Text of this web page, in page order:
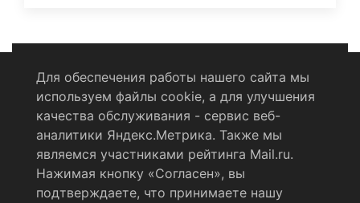
Политика конфиденциальности
Согласие на обработку персональных данных
RSS-лента
Для обеспечения работы нашего сайта мы
используем файлы cookie, а для улучшения
качества обслуживания - сервис веб-
аналитики Яндекс.Метрика. Также мы
являемся участниками рейтинга Mail.ru.
Нажимая кнопку «Согласен», вы
подтверждаете, что принимаете нашу